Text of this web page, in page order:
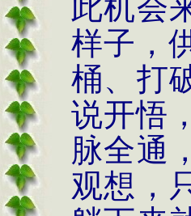
此机会
样子，
桶、打
说开悟
脉全通
观想，